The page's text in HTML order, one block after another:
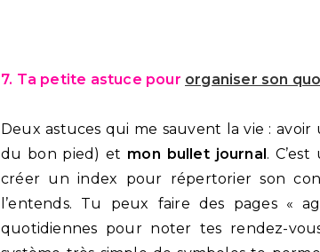
7. Ta petite astuce pour organiser son
Deux astuces qui me sauvent la vie : avoir
du bon pied) et mon bullet journal.
créer un index pour répertorier son
l’entends. Tu peux faire des pages «
quotidiennes pour noter tes rendez-